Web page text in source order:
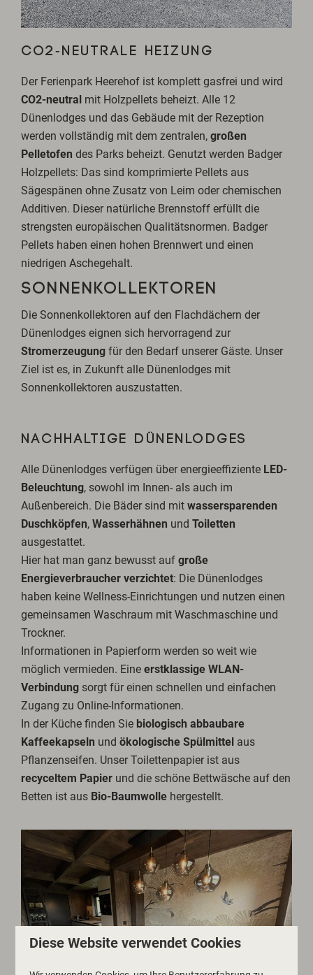
CO2-NEUTRALE HEIZUNG
Der Ferienpark Heerehof ist komplett gasfrei und wird
CO2-neutral mit Holzpellets beheizt. Alle 12
Dünenlodges und das Gebäude mit der Rezeption
werden vollständig mit dem zentralen,großen
Pelletofen des Parks beheizt. Genutzt werden Badger
Holzpellets: Das sind komprimierte Pellets aus
Sägespänen ohne Zusatz von Leim oder chemischen
Additiven. Dieser natürliche Brennstoff erfüllt die
strengsten europäischen Qualitätsnormen. Badger
Pellets haben einen hohen Brennwert und einen
niedrigen Aschegehalt.
SONNENKOLLEKTOREN
Die Sonnenkollektoren auf den Flachdächern der
Dünenlodges eignen sich hervorragend zur
Stromerzeugung für den Bedarf unserer Gäste. Unser
Ziel ist es, in Zukunft alle Dünenlodges mit
Sonnenkollektoren auszustatten.
NACHHALTIGE DÜNENLODGES
Alle Dünenlodges verfügen über energieeffiziente LED-
Beleuchtung, sowohl im Innen- als auch im
Außenbereich. Die Bäder sind mitwassersparenden
Duschköpfen,Wasserhähnen undToiletten
ausgestattet.
Hier hat man ganz bewusst aufgroße
Energieverbraucher verzichtet: Die Dünenlodges
haben keine Wellness-Einrichtungen und nutzen einen
gemeinsamen Waschraum mit Waschmaschine und
Trockner.
Informationen in Papierform werden so weit wie
möglich vermieden. Eineerstklassige WLAN-
Verbindung sorgt für einen schnellen und einfachen
Zugang zu Online-Informationen.
In der Küche finden Sie biologisch abbaubare
Kaffeekapseln undökologische Spülmittel aus
Pflanzenseifen. Unser Toilettenpapier ist aus
recyceltem Papier und die schöne Bettwäsche auf den
Betten ist aus Bio-Baumwolle hergestellt.
Diese Website verwendet Cookies